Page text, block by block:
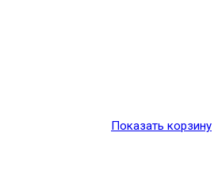
Показать корзину